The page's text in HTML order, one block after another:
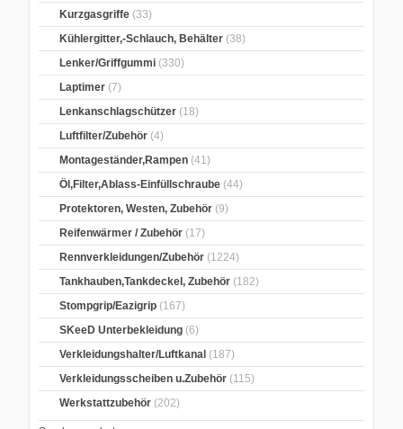
Kurzgasgriffe (33)
Kühlergitter,-Schlauch, Behälter (38)
Lenker/Griffgummi (330)
Laptimer (7)
Lenkanschlagschützer (18)
Luftfilter/Zubehör (4)
Montageständer,Rampen (41)
Öl,Filter,Ablass-Einfüllschraube (44)
Protektoren, Westen, Zubehör (9)
Reifenwärmer / Zubehör (17)
Rennverkleidungen/Zubehör (1224)
Tankhauben,Tankdeckel, Zubehör (182)
Stompgrip/Eazigrip (167)
SKeeD Unterbekleidung (6)
Verkleidungshalter/Luftkanal (187)
Verkleidungsscheiben u.Zubehör (115)
Werkstattzubehör (202)